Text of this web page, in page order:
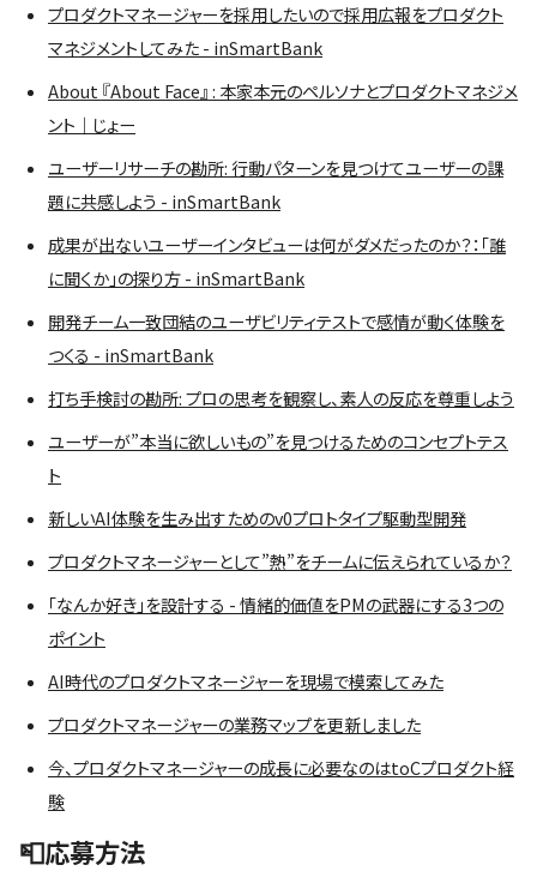
プロダクトマネージャーを採用したいので採用広報をプロダクト
マネジメントしてみた - inSmartBank
About 『About Face』 : 本家本元のペルソナとプロダクトマネジメ
ント｜じょー
ユーザーリサーチの勘所: 行動パターンを見つけてユーザーの課
題に共感しよう - inSmartBank
成果が出ないユーザーインタビューは何がダメだったのか？：「誰
に聞くか」の探り方 - inSmartBank
開発チーム一致団結のユーザビリティテストで感情が動く体験を
つくる - inSmartBank
打ち手検討の勘所: プロの思考を観察し、素人の反応を尊重しよう
ユーザーが”本当に欲しいもの”を見つけるためのコンセプトテス
ト
新しいAI体験を生み出すためのv0プロトタイプ駆動型開発
プロダクトマネージャーとして”熱”をチームに伝えられているか？
「なんか好き」を設計する - 情緒的価値をPMの武器にする3つの
ポイント
AI時代のプロダクトマネージャーを現場で模索してみた
プロダクトマネージャーの業務マップを更新しました
今、プロダクトマネージャーの成長に必要なのはtoCプロダクト経
験
📮応募方法